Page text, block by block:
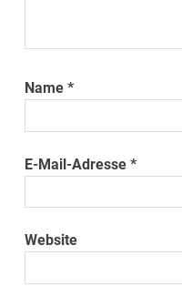
Name*
E-Mail-Adresse*
Website